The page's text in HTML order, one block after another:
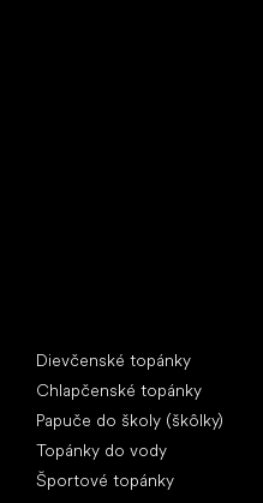
Dievčenské topánky
Chlapčenské topánky
Papuče do školy (škôlky)
Topánky do vody
Športové topánky